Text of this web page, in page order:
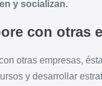
y socializan.
con otras
otras empresas,
y desarrollar